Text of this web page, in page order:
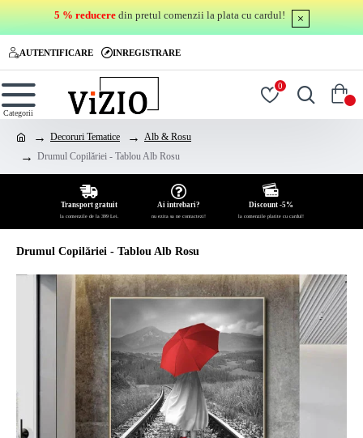
5 % reducere din pretul comenzii la plata cu cardul!
AUTENTIFICARE INREGISTRARE
0
Decoruri Tematice
Alb & Rosu
Drumul Copilăriei - Tablou Alb Rosu
Transport gratuit
la comenzile de la 399 Lei.
Ai intrebari?
nu ezita sa ne contactezi!
Discount -5%
la comenzile platite cu cardul!
Drumul Copilăriei - Tablou Alb Rosu